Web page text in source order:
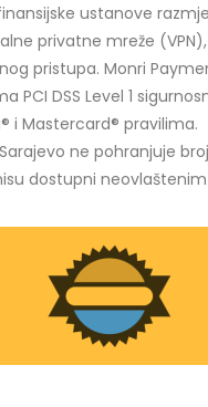
ustanove
privatne mreže
pristupa. Monri
PCI DSS Level 1
i Mastercard® pravilima.
ne pohranjuje
dostupni